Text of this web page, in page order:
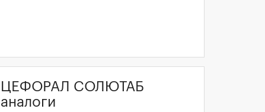
ЦЕФОРАЛ СОЛЮТАБ
аналоги